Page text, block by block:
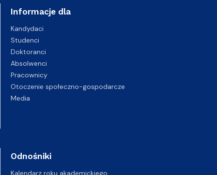
Informacje dla
Kandydaci
Studenci
Doktoranci
Absolwenci
Pracownicy
Otoczenie społeczno-gospodarcze
Media
Odnośniki
Kalendarz roku akademickiego